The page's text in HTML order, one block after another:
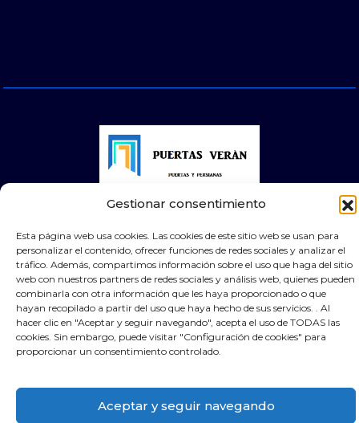
Gestionar consentimiento
Esta página web usa cookies. Las cookies de este sitio web se usan para
personalizar el contenido, ofrecer funciones de redes sociales y analizar el
tráfico. Además, compartimos información sobre el uso que haga del sitio
web con nuestros partners de redes sociales y análisis web, quienes pueden
combinarla con otra información que les haya proporcionado o que
hayan recopilado a partir del uso que haya hecho de sus servicios. . Al
hacer clic en "Aceptar y seguir navegando", acepta el uso de TODAS las
cookies. Sin embargo, puede visitar "Configuración de cookies" para
proporcionar un consentimiento controlado.
Aceptar y seguir navegando
derechos reservados Websocialmedia